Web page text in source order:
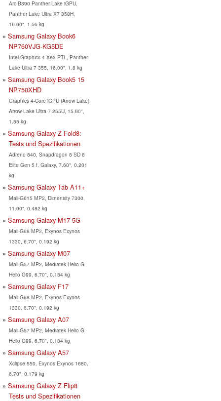
Arc B390 Panther Lake iGPU,
Panther Lake Ultra X7 358H,
16.00", 1.56 kg
Samsung Galaxy Book6
NP760VJG-KG5DE
Intel Graphics 4 Xe3 PTL, Panther
Lake Ultra 7 355, 16.00", 1.8 kg
Samsung Galaxy Book5 15
NP750XHD
Graphics 4-Core iGPU (Arrow Lake),
Arrow Lake Ultra 7 255U, 15.60",
1.55 kg
Samsung Galaxy Z Fold8:
Tests und Spezifikationen
Adreno 840, Snapdragon 8 SD 8
Elite Gen 5 f. Galaxy, 7.60", 0.201
kg
Samsung Galaxy Tab A11+
Mali-G615 MP2, Dimensity 7300,
11.00", 0.482 kg
Samsung Galaxy M17 5G
Mali-G68 MP2, Exynos Exynos
1330, 6.70", 0.192 kg
Samsung Galaxy M07
Mali-G57 MP2, Mediatek Helio G
Helio G99, 6.70", 0.184 kg
Samsung Galaxy F17
Mali-G68 MP2, Exynos Exynos
1330, 6.70", 0.192 kg
Samsung Galaxy A07
Mali-G57 MP2, Mediatek Helio G
Helio G99, 6.70", 0.184 kg
Samsung Galaxy A57
Xclipse 550, Exynos Exynos 1680,
6.70", 0.179 kg
Samsung Galaxy Z Flip8
Tests und Spezifikationen